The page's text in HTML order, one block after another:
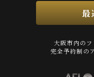
最
大阪市内の
完全予約制の